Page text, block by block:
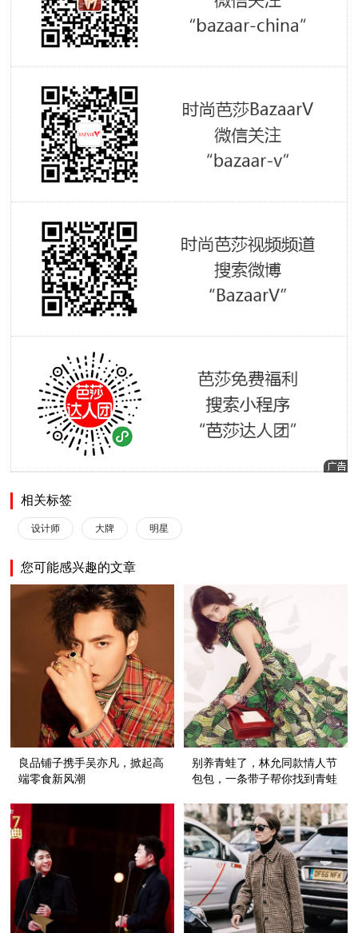
相关标签
设计师 大牌 明星
您可能感兴趣的文章
良品铺子携手吴亦凡，掀起高
端零食新风潮
别养青蛙了，林允同款情人节
包包，一条带子帮你找到青蛙